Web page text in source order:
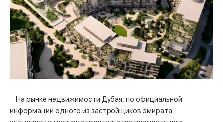
На рынке недвижимости Дубая, по официальной
информации одного из застройщиков эмирата,